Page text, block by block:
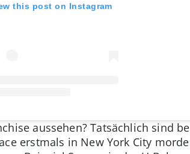
this post on Instagram
aussehen? Tatsächlich sind
erstmals in New York City